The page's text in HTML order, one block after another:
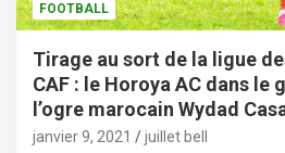
FOOTBALL
Tirage au sort de la ligue
CAF : le Horoya AC dans le
l’ogre marocain Wydad
janvier 9, 2021 juillet bell